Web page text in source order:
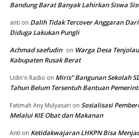
Bandung Barat Banyak Lahirkan Siswa
anti on Dalih Tidak Tercover Anggaran
Diduga Lakukan Pungli
Achmad saefudin on Warga Desa
Kabupaten Rusak Berat
Udin'n Radio on Miris” Bangunan Sekolah
Tahun Belum Tersentuh Bantuan
Fatimah Any Mulyasari on Sosialisasi
Melalui KIE Obat dan Makanan
Anti on Ketidakwajaran LHKPN Bisa